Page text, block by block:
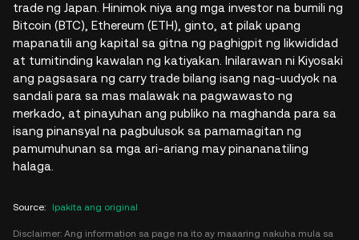
trade ng Japan. Hinimok niya ang mga investor na bumili ng
Bitcoin (BTC), Ethereum (ETH), ginto, at pilak upang
mapanatili ang kapital sa gitna ng paghigpit ng likwididad
at tumitinding kawalan ng katiyakan. Inilarawan ni Kiyosaki
ang pagsasara ng carry trade bilang isang nag-uudyok na
sandali para sa mas malawak na pagwawasto ng
merkado, at pinayuhan ang publiko na maghanda para sa
isang pinansyal na pagbulusok sa pamamagitan ng
pamumuhunan sa mga ari-ariang may pinananatiling
halaga.
Source: Ipakita ang original
Disclaimer: Ang information sa page na ito ay maaaring nakuha mula sa